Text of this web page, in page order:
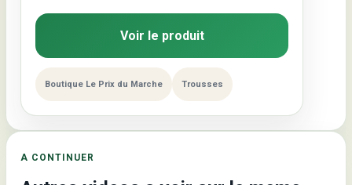
Voir le produit
Boutique Le Prix du Marche Trousses
A CONTINUER